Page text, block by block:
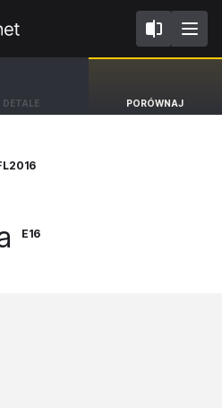
DETALE PORÓWNAJ
Toyota Corolla
E16